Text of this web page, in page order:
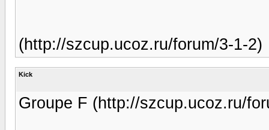
(http://szcup.ucoz.ru/forum/3-1-2)
Kick
Groupe F (http://szcup.ucoz.ru/